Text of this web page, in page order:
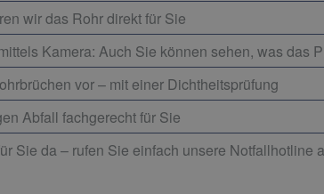
wir das Rohr direkt für Sie
Kamera: Auch Sie können sehen, was das
vor – mit einer Dichtheitsprüfung
Abfall fachgerecht für Sie
Sie da – rufen Sie einfach unsere Notfallhotline